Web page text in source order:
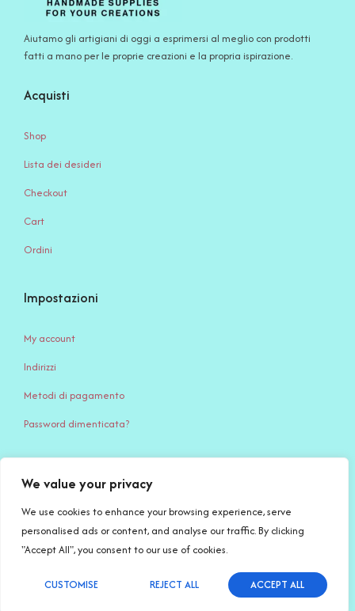
We value your privacy
We use cookies to enhance your browsing experience, serve
personalised ads or content, and analyse our traffic. By clicking
"Accept All", you consent to our use of cookies.
CUSTOMISE REJECT ALL ACCEPT ALL
Aiutamo gli artigiani di oggi a esprimersi al meglio con prodotti
fatti a mano per le proprie creazioni e la propria ispirazione.
Acquisti
Shop
Lista dei desideri
Checkout
Cart
Ordini
Impostazioni
My account
Indirizzi
Metodi di pagamento
Password dimenticata?
Serena Creazione di Serena Stampone – Via Giardino, 65 – 71032
Biccari (FG) – c.f. STMSRN95S45D643Q – P.IVA IT 04494740717 –
PEC: serenacreazioni@pec.it
Copyright © 2026 Serena Creazioni| Made with
by Salvatore
English